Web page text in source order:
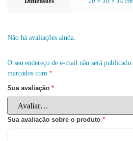
Não há avaliações ainda.
O seu endereço de e-mail não será publicado.
marcados com *
Sua avaliação *
Sua avaliação sobre o produto *